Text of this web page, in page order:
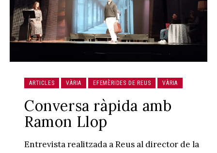
ARTICLES VÀRIA EFEMÈRIDES DE REUS VÀRIA
Conversa ràpida amb
Ramon Llop
Entrevista realitzada a Reus al director de la